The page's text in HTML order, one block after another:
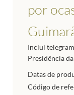
por
Inclui
Presidência
Datas de
Código de